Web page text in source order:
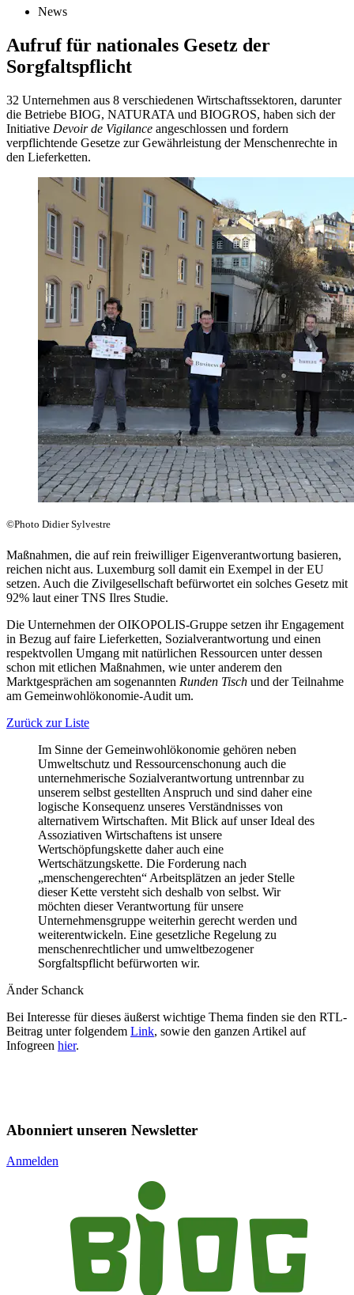
News
Aufruf für nationales Gesetz der
Sorgfaltspflicht
32 Unternehmen aus 8 verschiedenen Wirtschaftssektoren, darunter
die Betriebe BIOG, NATURATA und BIOGROS, haben sich der
Initiative Devoir de Vigilance angeschlossen und fordern
verpflichtende Gesetze zur Gewährleistung der Menschenrechte in
den Lieferketten.
©Photo Didier Sylvestre
Maßnahmen, die auf rein freiwilliger Eigenverantwortung basieren,
reichen nicht aus. Luxemburg soll damit ein Exempel in der EU
setzen. Auch die Zivilgesellschaft befürwortet ein solches Gesetz mit
92% laut einer TNS Ilres Studie.
Die Unternehmen der OIKOPOLIS-Gruppe setzen ihr Engagement
in Bezug auf faire Lieferketten, Sozialverantwortung und einen
respektvollen Umgang mit natürlichen Ressourcen unter dessen
schon mit etlichen Maßnahmen, wie unter anderem den
Marktgesprächen am sogenannten Runden Tisch und der Teilnahme
am Gemeinwohlökonomie-Audit um.
Zurück zur Liste
Im Sinne der Gemeinwohlökonomie gehören neben
Umweltschutz und Ressourcenschonung auch die
unternehmerische Sozialverantwortung untrennbar zu
unserem selbst gestellten Anspruch und sind daher eine
logische Konsequenz unseres Verständnisses von
alternativem Wirtschaften. Mit Blick auf unser Ideal des
Assoziativen Wirtschaftens ist unsere
Wertschöpfungskette daher auch eine
Wertschätzungskette. Die Forderung nach
„menschengerechten“ Arbeitsplätzen an jeder Stelle
dieser Kette versteht sich deshalb von selbst. Wir
möchten dieser Verantwortung für unsere
Unternehmensgruppe weiterhin gerecht werden und
weiterentwickeln. Eine gesetzliche Regelung zu
menschenrechtlicher und umweltbezogener
Sorgfaltspflicht befürworten wir.
Änder Schanck
Bei Interesse für dieses äußerst wichtige Thema finden sie den RTL-
Beitrag unter folgendem Link, sowie den ganzen Artikel auf
Infogreen hier.
Abonniert unseren Newsletter
Anmelden